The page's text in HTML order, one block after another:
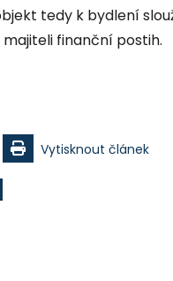
tedy k bydlení
finanční postih.
Vytisknout článek